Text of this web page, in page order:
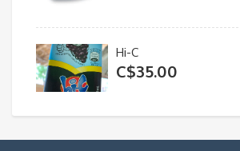
Hi-C
C$35.00